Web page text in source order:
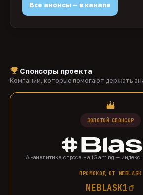
Все анонсы — в канале
Спонсоры проекта
Компании, которые помогают держать
ЗОЛОТОЙ СПОНСОР
AI-аналитика спроса на iGaming — индекс,
ПРОМОКОД ОТ NEBLASK
NEBLASK1